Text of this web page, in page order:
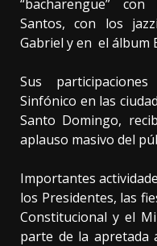
“bacharengue”
Santos, con los
Gabriel y en el álbum
Sus
Sinfónico en las
Santo Domingo,
aplauso masivo del
Importantes
los Presidentes, las
Constitucional y el
parte de la apretada